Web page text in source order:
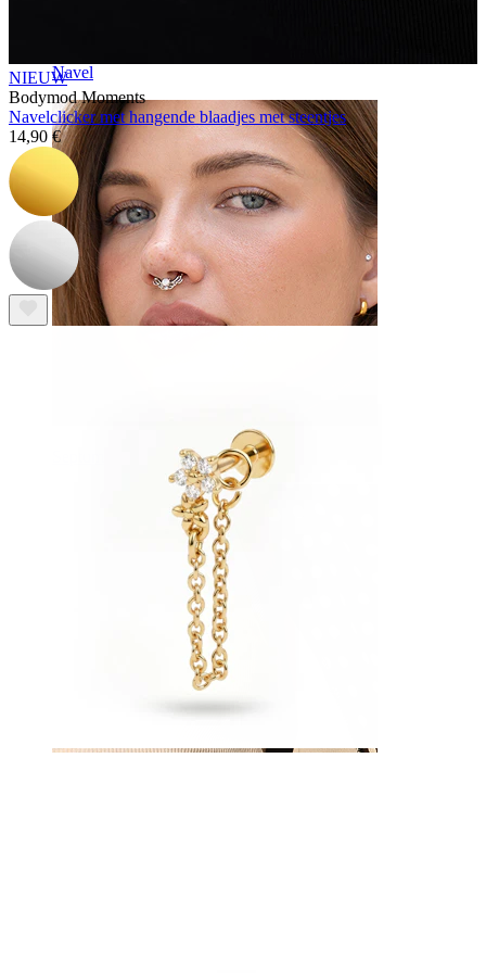
Navel
NIEUW
Bodymod Moments
Navelclicker met hangende blaadjes met steentjes
14,90 €